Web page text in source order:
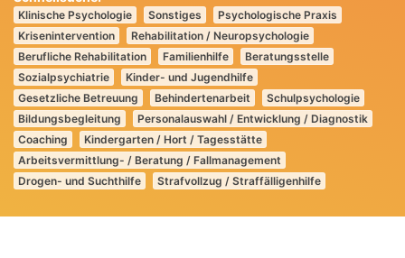
Klinische Psychologie Sonstiges
Psychologische Praxis
Krisenintervention
Rehabilitation / Neuropsychologie
Berufliche Rehabilitation
Familienhilfe
Beratungsstelle
Sozialpsychiatrie
Kinder- und Jugendhilfe
Gesetzliche Betreuung
Behindertenarbeit
Schulpsychologie
Bildungsbegleitung
Personalauswahl / Entwicklung / Diagnostik
Coaching
Kindergarten / Hort / Tagesstätte
Arbeitsvermittlung- / Beratung / Fallmanagement
Drogen- und Suchthilfe
Strafvollzug / Straffälligenhilfe